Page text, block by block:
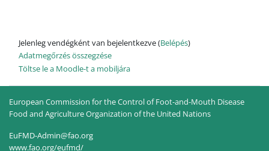
Jelenleg vendégként van bejelentkezve (Belépés)
Adatmegőrzés összegzése
Töltse le a Moodle-t a mobiljára
European Commission for the Control of Foot-and-Mouth Disease
Food and Agriculture Organization of the United Nations
EuFMD-Admin@fao.org
www.fao.org/eufmd/